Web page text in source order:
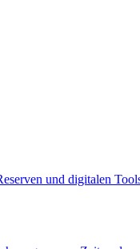
und digitalen